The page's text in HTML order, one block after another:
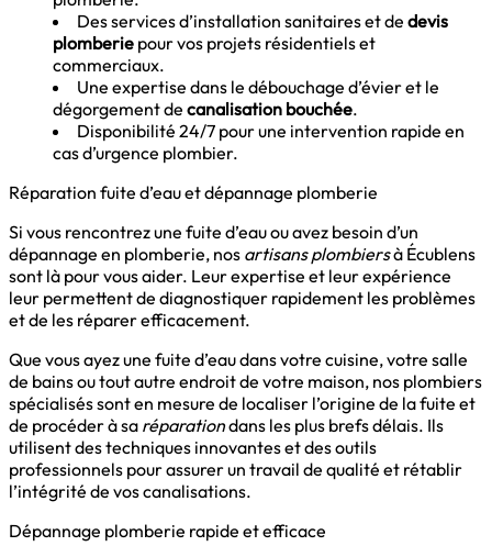
Des services d’installation sanitaires et de devis
plomberie pour vos projets résidentiels et
commerciaux.
Une expertise dans le débouchage d’évier et le
dégorgement de canalisation bouchée.
Disponibilité 24/7 pour une intervention rapide en
cas d’urgence plombier.
Réparation fuite d’eau et dépannage plomberie
Si vous rencontrez une fuite d’eau ou avez besoin d’un
dépannage en plomberie, nos artisans plombiersà Écublens
sont là pour vous aider. Leur expertise et leur expérience
leur permettent de diagnostiquer rapidement les problèmes
et de les réparer efficacement.
Que vous ayez une fuite d’eau dans votre cuisine, votre salle
de bains ou tout autre endroit de votre maison, nos plombiers
spécialisés sont en mesure de localiser l’origine de la fuite et
de procéder à sa réparationdans les plus brefs délais. Ils
utilisent des techniques innovantes et des outils
professionnels pour assurer un travail de qualité et rétablir
l’intégrité de vos canalisations.
Dépannage plomberie rapide et efficace